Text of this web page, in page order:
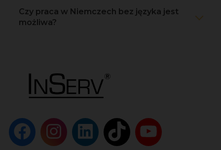
Czy praca w Niemczech bez języka jest
możliwa?